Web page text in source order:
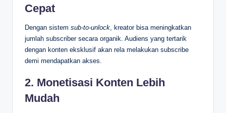
Cepat
Dengan sistem sub-to-unlock, kreator bisa meningkatkan
jumlah subscriber secara organik. Audiens yang tertarik
dengan konten eksklusif akan rela melakukan subscribe
demi mendapatkan akses.
2. Monetisasi Konten Lebih
Mudah